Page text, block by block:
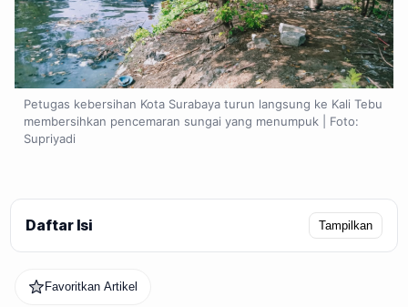
Petugas kebersihan Kota Surabaya turun langsung ke Kali Tebu
membersihkan pencemaran sungai yang menumpuk | Foto:
Supriyadi
Daftar Isi Tampilkan
Favoritkan Artikel